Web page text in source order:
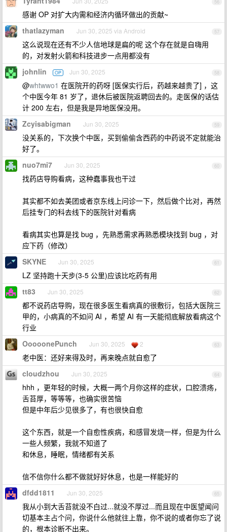
56
感谢 OP 对扩大内需和经济内循环做出的贡献~
57
thatlazyman Jun 30, 2025 via Android
这么说现在还有不少人信地球是扁的呢 这个存在就是自嗨用
的，对发射火箭和科技进步一点用都没有
58
johnlin OP Jun 30, 2025
@whtwwo1 在医院开的药呀 [医保实行后，药越来越贵了] ，这
个中医今年 81 岁了，退休后被医院返聘回去的。走医保的话估
计 200 左右，但是我是异地医保没用。
59
Zcyisabigman Jun 30, 2025
没关系的，下次换个中医，买到偷偷含西药的中药说不定就能治
好了。
60
nuo7mi7 Jun 30, 2025
找药店导购看病，这种蠢事我也干过
其实都不如去美团或者京东线上问诊一下，然后做个比对，再然
后挂专门的科去线下的医院针对看病
看病其实也算是找 bug ，先熟悉需求再熟悉模块找到 bug ，对
应下药（修改）
61
SKYNE Jun 30, 2025
LZ 坚持跑十天步(3-5 公里)应该比吃药有用
62
tt83 Jun 30, 2025
都不说药店导购，现在很多医生看病真的很敷衍，包括大医院三
甲的，小病真的不如问 AI ，希望 AI 有一天能彻底解放看病这个
行业
63
OoooonePunch Jun 30, 2025 2
老中医：还好来得及时，再来晚点就自愈了
64
cloudzhou Jun 30, 2025
hhh ，更年轻的时候，大概一两个月你这样的症状，口腔溃疡，
舌苔厚，等等等，也确实很苦恼
但是中年后少见很多了，有也很快自愈
这个东西，就是一个自愈性疾病，和感冒发烧一样，但是为什么
一些人频繁，我就不知道了
和休息，睡眠，情绪都有关系
信不信你什么都不做就好好休息，也是一样能好的
65
dfdd1811 Jun 30, 2025
我从小到大舌苔就没不白过...就没不厚过...而且现在中医望闻问
切基本主占个问，你说什么他就往上靠，你不说的或者你忘了说
的，根本诊断不出来。